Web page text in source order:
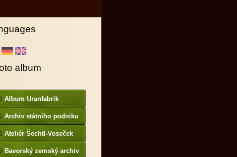
album
Album Uranfabrik
Archiv státního podniku
Ateliér Šechtl-Voseček
Bavorský zemský archiv